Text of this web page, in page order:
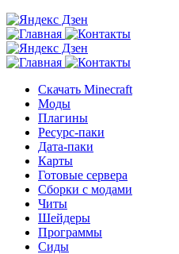
Скачать Minecraft
Моды
Плагины
Ресурс-паки
Дата-паки
Карты
Готовые сервера
Сборки с модами
Читы
Шейдеры
Программы
Сиды